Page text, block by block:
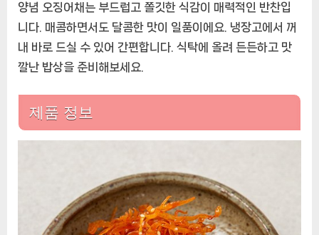
양
념
오
채
1
양념 오징어채는 부드럽고 쫄깃한 식감이 매력적인 반찬입
니다. 매콤하면서도 달콤한 맛이 일품이에요. 냉장고에서 꺼
내 바로 드실 수 있어 간편합니다. 식탁에 올려 든든하고 맛
깔난 밥상을 준비해보세요.
제품 정보